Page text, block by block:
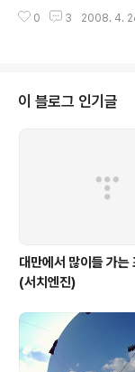
만에 해석할려니깐..ㅠㅠ
chang zhuan lai chan
로 접어 편지를 보냈어
0 3 2008. 4.
이 블로그 인기글
대만에서 많이들 가는
(서치엔진)